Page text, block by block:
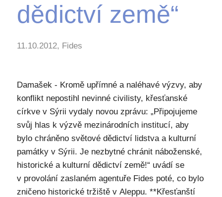
dědictví země“
11.10.2012, Fides
Damašek - Kromě upřímné a naléhavé výzvy, aby
konflikt nepostihl nevinné civilisty, křesťanské
církve v Sýrii vydaly novou zprávu: „Připojujeme
svůj hlas k výzvě mezinárodních institucí, aby
bylo chráněno světové dědictví lidstva a kulturní
památky v Sýrii. Je nezbytné chránit náboženské,
historické a kulturní dědictví země!“ uvádí se
v provolání zaslaném agentuře Fides poté, co bylo
zničeno historické tržiště v Aleppu. **Křesťanští